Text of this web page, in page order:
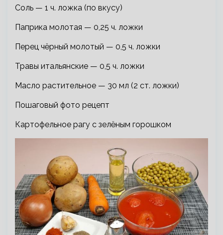
Соль — 1 ч. ложка (по вкусу)
Паприка молотая — 0,25 ч. ложки
Перец чёрный молотый — 0,5 ч. ложки
Травы итальянские — 0,5 ч. ложки
Масло растительное — 30 мл (2 ст. ложки)
Пошаговый фото рецепт
Картофельное рагу с зелёным горошком